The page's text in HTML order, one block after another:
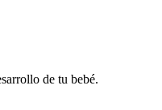
de tu bebé.